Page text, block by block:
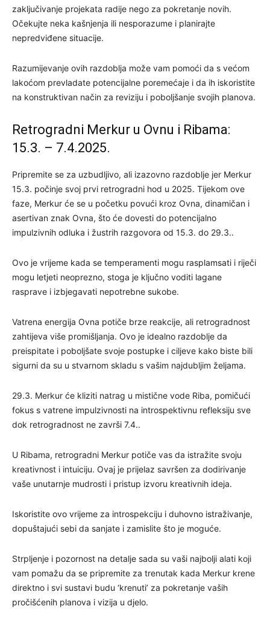
zaključivanje projekata radije nego za pokretanje novih.
Očekujte neka kašnjenja ili nesporazume i planirajte
nepredviđene situacije.
Razumijevanje ovih razdoblja može vam pomoći da s većom
lakoćom prevladate potencijalne poremećaje i da ih iskoristite
na konstruktivan način za reviziju i poboljšanje svojih planova.
Retrogradni Merkur u Ovnu i Ribama:
15.3. – 7.4.2025.
Pripremite se za uzbudljivo, ali izazovno razdoblje jer Merkur
15.3. počinje svoj prvi retrogradni hod u 2025. Tijekom ove
faze, Merkur će se u početku povući kroz Ovna, dinamičan i
asertivan znak Ovna, što će dovesti do potencijalno
impulzivnih odluka i žustrih razgovora od 15.3. do 29.3..
Ovo je vrijeme kada se temperamenti mogu rasplamsati i riječi
mogu letjeti neoprezno, stoga je ključno voditi lagane
rasprave i izbjegavati nepotrebne sukobe.
Vatrena energija Ovna potiče brze reakcije, ali retrogradnost
zahtijeva više promišljanja. Ovo je idealno razdoblje da
preispitate i poboljšate svoje postupke i ciljeve kako biste bili
sigurni da su u stvarnom skladu s vašim najdubljim željama.
29.3. Merkur će kliziti natrag u mistične vode Riba, pomičući
fokus s vatrene impulzivnosti na introspektivnu refleksiju sve
dok retrogradnost ne završi 7.4..
U Ribama, retrogradni Merkur potiče vas da istražite svoju
kreativnost i intuiciju. Ovaj je prijelaz savršen za dodirivanje
vaše unutarnje mudrosti i pristup izvoru kreativnih ideja.
Iskoristite ovo vrijeme za introspekciju i duhovno istraživanje,
dopuštajući sebi da sanjate i zamislite što je moguće.
Strpljenje i pozornost na detalje sada su vaši najbolji alati koji
vam pomažu da se pripremite za trenutak kada Merkur krene
direktno i svi sustavi budu ‘krenuti’ za pokretanje vaših
pročišćenih planova i vizija u djelo.